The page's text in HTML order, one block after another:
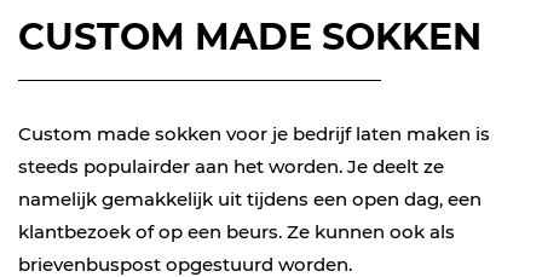
CUSTOM MADE SOKKEN
Custom made sokken voor je bedrijf laten maken is
steeds populairder aan het worden. Je deelt ze
namelijk gemakkelijk uit tijdens een open dag, een
klantbezoek of op een beurs. Ze kunnen ook als
brievenbuspost opgestuurd worden.